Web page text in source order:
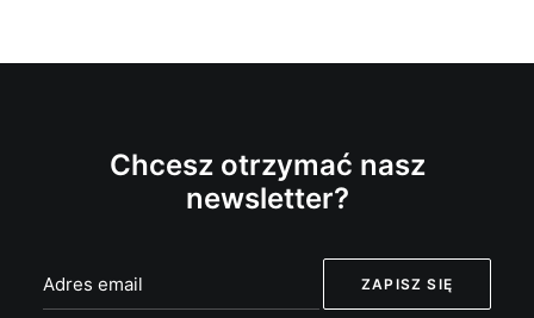
Chcesz otrzymać nasz
newsletter?